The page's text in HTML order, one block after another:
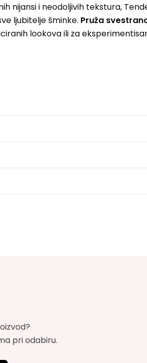
nijansi i neodoljivih tekstura,
ljubitelje šminke. Pruža
lookova ili za
pri odabiru.